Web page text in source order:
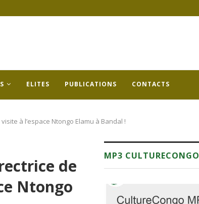
ELITES PUBLICATIONS CONTACTS
à l’espace Ntongo Elamu à Bandal !
de
Ntongo
MP3 CULTURECONGO